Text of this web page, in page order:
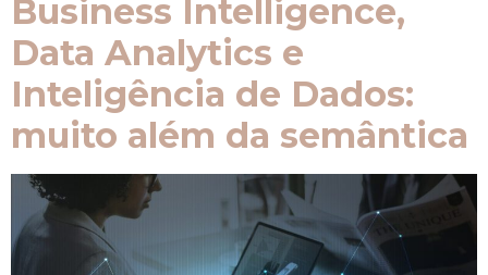
Business Intelligence,
Data Analytics e
Inteligência de Dados:
muito além da semântica